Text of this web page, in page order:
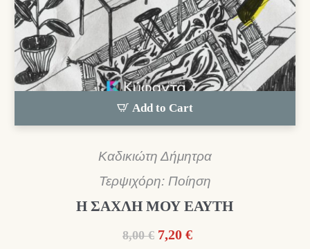
Add to Cart
Καδικιώτη Δήμητρα
Τερψιχόρη: Ποίηση
Η ΣΑΧΛΗ ΜΟΥ ΕΑΥΤΗ
8,00 € Original
7,20 €Η